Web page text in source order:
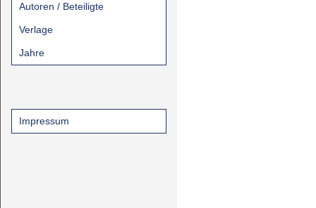
Autoren / Beteiligte
Verlage
Jahre
Impressum